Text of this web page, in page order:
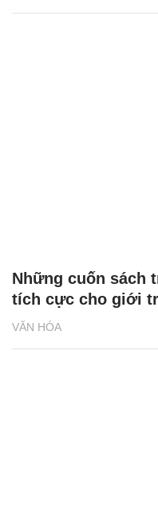
VĂN HÓA
Những cuốn sách
tích cực cho giới